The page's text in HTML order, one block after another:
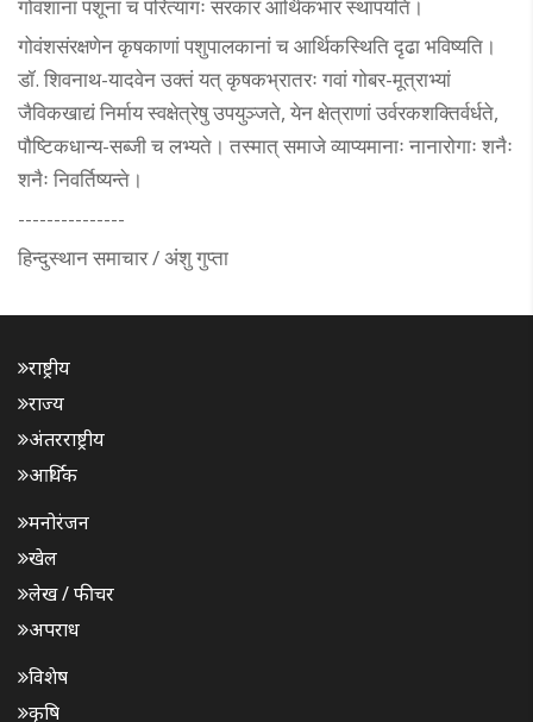
गोवंशानां पशूनां च परित्यागः सरकारं आर्थिकभारं स्थापयति।
गोवंशसंरक्षणेन कृषकाणां पशुपालकानां च आर्थिकस्थिति दृढा भविष्यति।
डॉ. शिवनाथ-यादवेन उक्तं यत् कृषकभ्रातरः गवां गोबर-मूत्राभ्यां
जैविकखाद्यं निर्माय स्वक्षेत्रेषु उपयुञ्जते, येन क्षेत्राणां उर्वरकशक्तिर्वर्धते,
पौष्टिकधान्य-सब्जी च लभ्यते। तस्मात् समाजे व्याप्यमानाः नानारोगाः शनैः
शनैः निवर्तिष्यन्ते।
---------------
हिन्दुस्थान समाचार / अंशु गुप्ता
राष्ट्रीय
राज्य
अंतरराष्ट्रीय
आर्थिक
मनोरंजन
खेल
लेख / फीचर
अपराध
विशेष
कृषि